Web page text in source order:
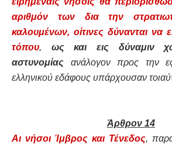
αριθμόν των δια την
καλουμένων, οίτινες δύνανται να
τόπου, ως και εις δύναμιν
αστυνομίας ανάλογον προς την
ελληνικού εδάφους υπάρχουσαν
Άρθρον 14
Αι νήσοι Ίμβρος και Τένεδος,